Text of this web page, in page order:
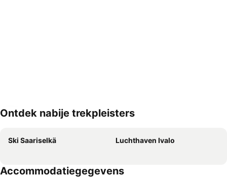
Kaart uitvouwen
Ontdek nabije trekpleisters
Ski Saariselkä Luchthaven Ivalo
Accommodatiegegevens